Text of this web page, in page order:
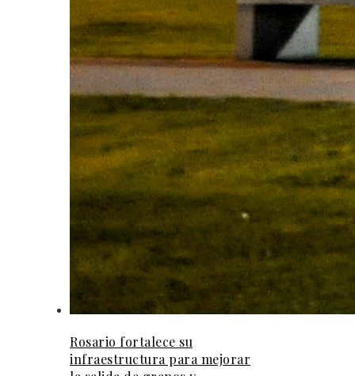
Rosario fortalece su
infraestructura para mejorar